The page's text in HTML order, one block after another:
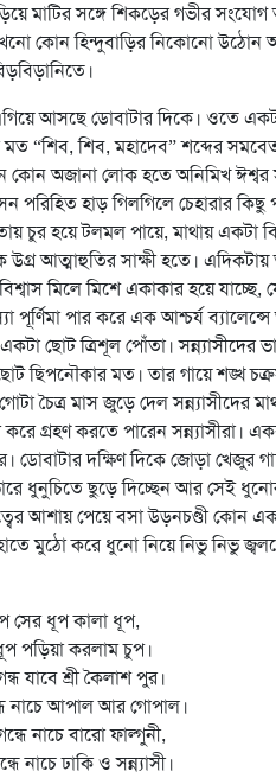
মাটির সঙ্গে শিকড়ের গভীর
কোন হিন্দুবাড়ির নিকোনো
আসছে ডোবাটার দিকে। ওতে একটা
“শিব, শিব, মহাদেব” শব্দের
অজানা লোক হতে অনিমিখ ঈশ্বর
পরিহিত হাড় গিলগিলে চেহারার
চুর হয়ে টলমল পায়ে, মাথায় একটা
আত্মাহুতির সাক্ষী হতে।
মিলে মিশে একাকার হয়ে যাচ্ছে,
পার করে এক আশ্চর্য
ছোট ত্রিশূল পোঁতা। সন্ন্যাসীদের
ছিপনৌকার মত। তার গায়ে শঙ্খ
চৈত্র মাস জুড়ে দেল সন্ন্যাসীদের
গ্রহণ করতে পারেন সন্ন্যাসীরা।
দক্ষিণ দিকে জোড়া খেজুর
ধুনুচিতে ছুড়ে দিচ্ছেন আর সেই
আশায় পেয়ে বসা উড়নচণ্ডী কোন এক
মুঠো করে ধুনো নিয়ে নিভু নিভু
সের ধূপ কালা ধূপ,
পড়িয়া করলাম চুপ।
যাবে শ্রী কৈলাশ পুর।
নাচে আপাল আর গোপাল।
নাচে বারো ফাল্গুনী,
নাচে ঢাকি ও সন্ন্যাসী।